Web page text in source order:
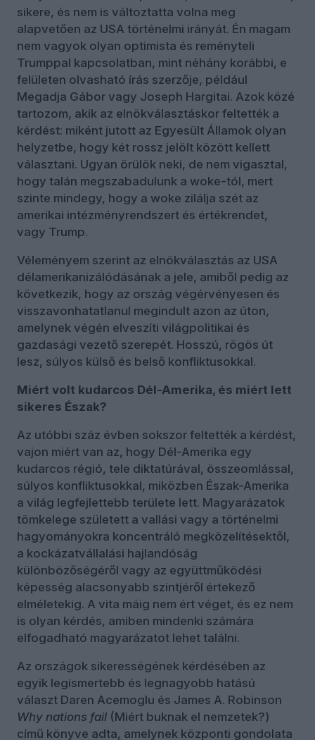
sikere, és nem is változtatta volna meg
alapvetően az USA történelmi irányát. Én magam
nem vagyok olyan optimista és reményteli
Trumppal kapcsolatban, mint néhány korábbi, e
felületen olvasható írás szerzője, például
Megadja Gábor vagy Joseph Hargitai. Azok közé
tartozom, akik az elnökválasztáskor feltették a
kérdést: miként jutott az Egyesült Államok olyan
helyzetbe, hogy két rossz jelölt között kellett
választani. Ugyan örülök neki, de nem vigasztal,
hogy talán megszabadulunk a woke-tól, mert
szinte mindegy, hogy a woke zilálja szét az
amerikai intézményrendszert és értékrendet,
vagy Trump.
Véleményem szerint az elnökválasztás az USA
délamerikanizálódásának a jele, amiből pedig az
következik, hogy az ország végérvényesen és
visszavonhatatlanul megindult azon az úton,
amelynek végén elveszíti világpolitikai és
gazdasági vezető szerepét. Hosszú, rögös út
lesz, súlyos külső és belső konfliktusokkal.
Miért volt kudarcos Dél-Amerika, és miért lett
sikeres Észak?
Az utóbbi száz évben sokszor feltették a kérdést,
vajon miért van az, hogy Dél-Amerika egy
kudarcos régió, tele diktatúrával, összeomlással,
súlyos konfliktusokkal, miközben Észak-Amerika
a világ legfejlettebb területe lett. Magyarázatok
tömkelege született a vallási vagy a történelmi
hagyományokra koncentráló megközelítésektől,
a kockázatvállalási hajlandóság
különbözőségéről vagy az együttműködési
képesség alacsonyabb szintjéről értekező
elméletekig. A vita máig nem ért véget, és ez nem
is olyan kérdés, amiben mindenki számára
elfogadható magyarázatot lehet találni.
Az országok sikerességének kérdésében az
egyik legismertebb és legnagyobb hatású
választ Daren Acemoglu és James A. Robinson
Why nations fail (Miért buknak el nemzetek?)
című könyve adta, amelynek központi gondolata